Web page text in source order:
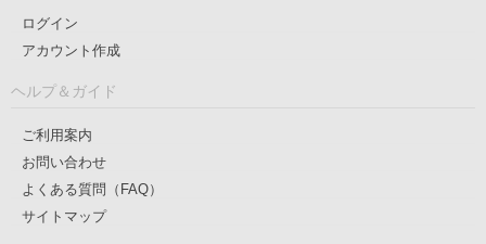
ログイン
アカウント作成
ヘルプ＆ガイド
ご利用案内
お問い合わせ
よくある質問（FAQ）
サイトマップ